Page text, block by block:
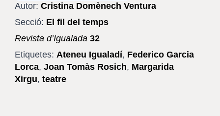
Autor: Cristina Domènech Ventura
Secció: El fil del temps
Revista d’Igualada 32
Etiquetes: Ateneu Igualadí, Federico Garcia
Lorca, Joan Tomàs Rosich, Margarida
Xirgu, teatre